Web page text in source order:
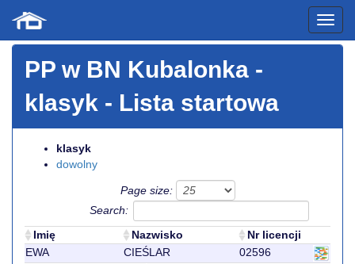
PP w BN Kubalonka -
klasyk - Lista startowa
klasyk
dowolny
Page size:
Search:
Imię
Nazwisko
Nr licencji
EWA
CIEŚLAR
02596